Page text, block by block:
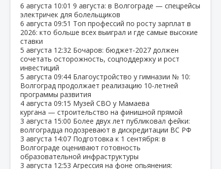
6 августа 10:01 9 августа: в Волгограде — спецрейсы
электричек для болельщиков
6 августа 09:51 Топ профессий по росту зарплат в
2026: кто больше всех выиграл и где самые высокие
ставки
5 августа 12:32 Бочаров: бюджет‑2027 должен
сочетать осторожность, соцподдержку и рост
инвестиций
5 августа 09:44 Благоустройство у гимназии № 10:
Волгоград продолжает реализацию 10‑летней
программы развития
4 августа 09:15 Музей СВО у Мамаева
кургана — строительство на финишной прямой
3 августа 15:00 Более двух лет публиковал фейки:
волгоградца подозревают в дискредитации ВС РФ
3 августа 14:07 Подготовка к 1 сентября: в
Волгограде оценивают готовность
образовательной инфраструктуры
3 августа 12:53 Агрессия на фоне опьянения: